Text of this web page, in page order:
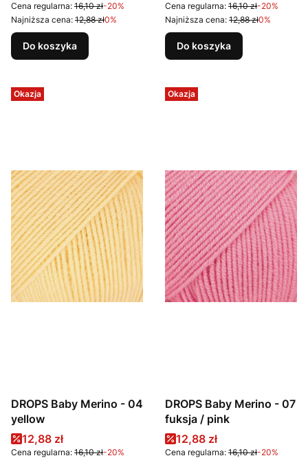
Cena regularna: 16,10 zł-20%
Najniższa cena: 12,88 zł0%
Do koszyka
Cena regularna: 16,10 zł-20%
Najniższa cena: 12,88 zł0%
Do koszyka
Okazja
DROPS Baby Merino - 04
yellow
Cena promocyjna
12,88 zł
Cena regularna: 16,10 zł-20%
Okazja
DROPS Baby Merino - 07
fuksja / pink
Cena promocyjna
12,88 zł
Cena regularna: 16,10 zł-20%